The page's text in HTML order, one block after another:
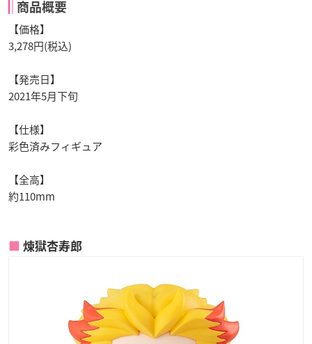
商品概要
【価格】
3,278円(税込)
【発売日】
2021年5月下旬
【仕様】
彩色済みフィギュア
【全高】
約110mm
煉獄杏寿郎